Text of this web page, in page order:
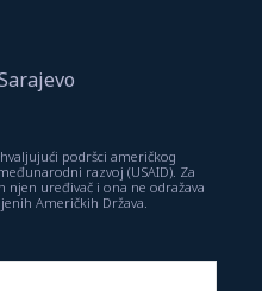
podršci američkog
razvoj (USAID). Za
njen uređivač i ona ne odražava
Američkih Država.